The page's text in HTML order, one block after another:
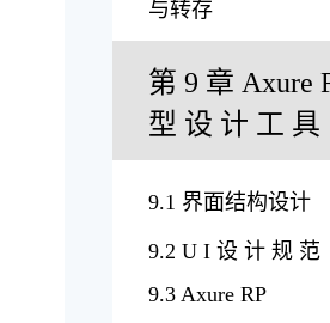
与转存
第 9 章 Axure
型 设 计 工 具
9.1 界面结构设计
9.2 U I 设 计 规 范
9.3 Axure RP